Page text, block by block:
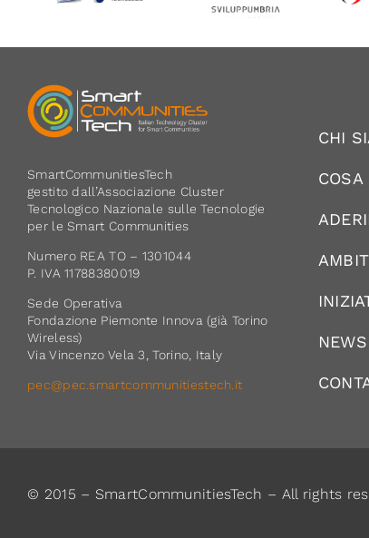
SmartCommunitiesTech
gestito dall’Associazione Cluster
Tecnologico Nazionale sulle Tecnologie
per le Smart Communities
Numero REA TO – 1301044
P. IVA 11788380019
Sede Operativa
Fondazione Piemonte Innova (già Torino
Wireless)
Via Vincenzo Vela 3, Torino, Italy
pec@pec.smartcommunitiestech.it
CHI
COSA
© 2015 – SmartCommunitiesTech – All rights